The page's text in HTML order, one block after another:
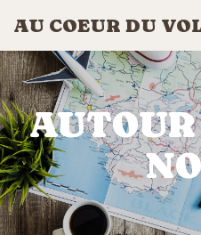
AU COEUR DU